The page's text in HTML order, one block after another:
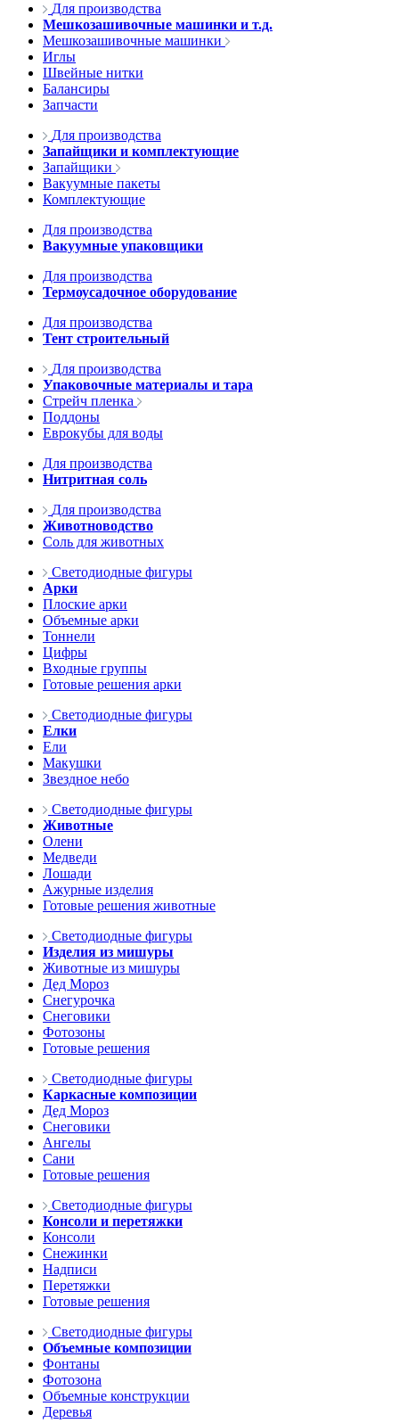
Для производства
Мешкозашивочные машинки и т.д.
Мешкозашивочные машинки
Иглы
Швейные нитки
Балансиры
Запчасти
Для производства
Запайщики и комплектующие
Запайщики
Вакуумные пакеты
Комплектующие
Для производства
Вакуумные упаковщики
Для производства
Термоусадочное оборудование
Для производства
Тент строительный
Для производства
Упаковочные материалы и тара
Стрейч пленка
Поддоны
Еврокубы для воды
Для производства
Нитритная соль
Для производства
Животноводство
Соль для животных
Светодиодные фигуры
Арки
Плоские арки
Объемные арки
Тоннели
Цифры
Входные группы
Готовые решения арки
Светодиодные фигуры
Елки
Ели
Макушки
Звездное небо
Светодиодные фигуры
Животные
Олени
Медведи
Лошади
Ажурные изделия
Готовые решения животные
Светодиодные фигуры
Изделия из мишуры
Животные из мишуры
Дед Мороз
Снегурочка
Снеговики
Фотозоны
Готовые решения
Светодиодные фигуры
Каркасные композиции
Дед Мороз
Снеговики
Ангелы
Сани
Готовые решения
Светодиодные фигуры
Консоли и перетяжки
Консоли
Снежинки
Надписи
Перетяжки
Готовые решения
Светодиодные фигуры
Объемные композиции
Фонтаны
Фотозона
Объемные конструкции
Деревья